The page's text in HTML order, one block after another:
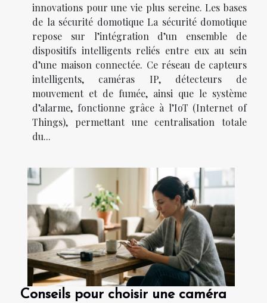
innovations pour une vie plus sereine. Les bases
de la sécurité domotique La sécurité domotique
repose sur l’intégration d’un ensemble de
dispositifs intelligents reliés entre eux au sein
d’une maison connectée. Ce réseau de capteurs
intelligents, caméras IP, détecteurs de
mouvement et de fumée, ainsi que le système
d’alarme, fonctionne grâce à l’IoT (Internet of
Things), permettant une centralisation totale
du...
Conseils pour choisir une caméra